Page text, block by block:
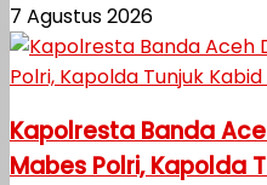
7 Agustus 2026
Kapolresta Banda
Mabes Polri, Kapolda